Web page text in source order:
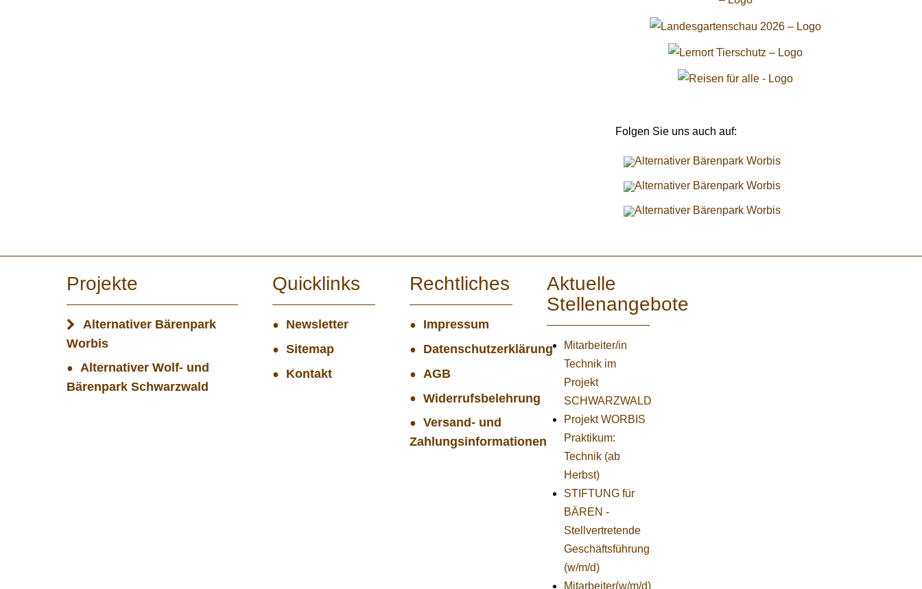
Folgen Sie uns auch auf:
Projekte
Alternativer Bärenpark
Worbis
Alternativer Wolf- und
Bärenpark Schwarzwald
Quicklinks
Newsletter
Sitemap
Kontakt
Rechtliches
Impressum
Datenschutzerklärung
AGB
Widerrufsbelehrung
Versand- und
Zahlungsinformationen
Aktuelle
Stellenangebote
Mitarbeiter/in
Technik im
Projekt
SCHWARZWALD
Projekt WORBIS
Praktikum:
Technik (ab
Herbst)
STIFTUNG für
BÄREN -
Stellvertretende
Geschäftsführung
(w/m/d)
Mitarbeiter(w/m/d)